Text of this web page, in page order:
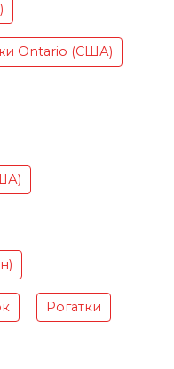
Ontario (США)
Рогатки